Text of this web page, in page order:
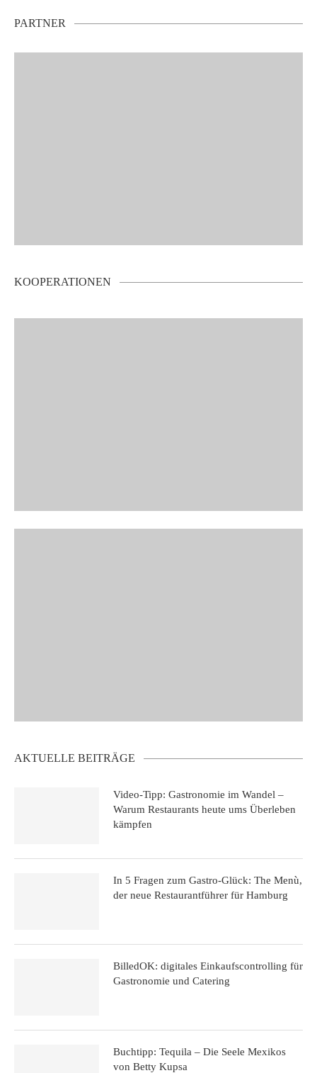
PARTNER
KOOPERATIONEN
AKTUELLE BEITRÄGE
Video-Tipp: Gastronomie im Wandel –
Warum Restaurants heute ums Überleben
kämpfen
In 5 Fragen zum Gastro-Glück: The Menù,
der neue Restaurantführer für Hamburg
BilledOK: digitales Einkaufscontrolling für
Gastronomie und Catering
Buchtipp: Tequila – Die Seele Mexikos
von Betty Kupsa